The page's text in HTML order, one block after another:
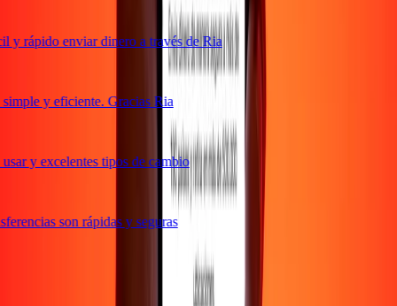
rápido enviar dinero a través de Ria
y eficiente. Gracias Ria
y excelentes tipos de cambio
son rápidas y seguras